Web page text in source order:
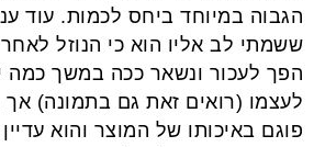
הגבוה במיוחד ביחס לכמות. עוד
ששמתי לב אליו הוא כי הנוזל
הפך לעכור ונשאר ככה במשך כמה
לעצמו (רואים זאת גם בתמונה) אך
פוגם באיכותו של המוצר והוא